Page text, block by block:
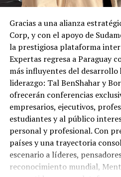
Gracias a una alianza
Corp, y con el apoyo de
la prestigiosa plataforma
Expertas regresa a Paraguay
más influyentes del
liderazgo: Tal BenShahar y
ofrecerán conferencias
empresarios, ejecutivos,
estudiantes y al público
personal y profesional. Con
países y una trayectoria
escenario a líderes,
reconocimiento mundial,